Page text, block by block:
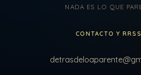
NADA ES LO QUE
CONTACTO Y RRSS